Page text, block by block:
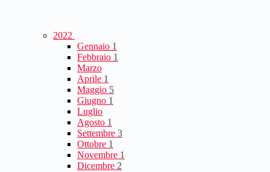
2022
Gennaio 1
Febbraio 1
Marzo
Aprile 1
Maggio 5
Giugno 1
Luglio
Agosto 1
Settembre 3
Ottobre 1
Novembre 1
Dicembre 2